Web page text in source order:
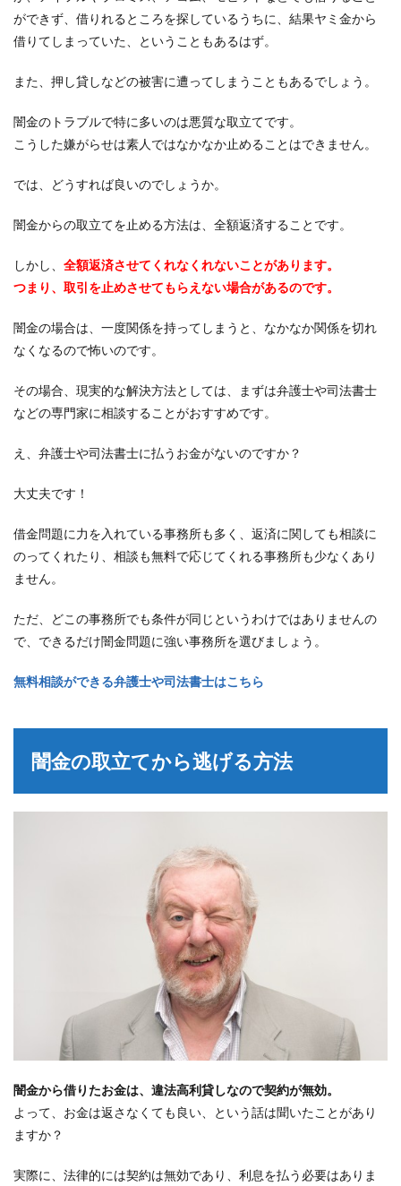
ができず、借りれるところを探しているうちに、結果ヤミ金から
借りてしまっていた、ということもあるはず。
また、押し貸しなどの被害に遭ってしまうこともあるでしょう。
闇金のトラブルで特に多いのは悪質な取立てです。
こうした嫌がらせは素人ではなかなか止めることはできません。
では、どうすれば良いのでしょうか。
闇金からの取立てを止める方法は、全額返済することです。
しかし、 全額返済させてくれなくれないことがあります。
つまり、取引を止めさせてもらえない場合があるのです。
闇金の場合は、一度関係を持ってしまうと、なかなか関係を切れ
なくなるので怖いのです。
その場合、現実的な解決方法としては、まずは弁護士や司法書士
などの専門家に相談することがおすすめです。
え、弁護士や司法書士に払うお金がないのですか？
大丈夫です！
借金問題に力を入れている事務所も多く、返済に関しても相談に
のってくれたり、相談も無料で応じてくれる事務所も少なくあり
ません。
ただ、どこの事務所でも条件が同じというわけではありませんの
で、できるだけ闇金問題に強い事務所を選びましょう。
無料相談ができる弁護士や司法書士はこちら
闇金の取立てから逃げる方法
闇金から借りたお金は、違法高利貸しなので契約が無効。
よって、お金は返さなくても良い、という話は聞いたことがあり
ますか？
実際に、法律的には契約は無効であり、利息を払う必要はありま